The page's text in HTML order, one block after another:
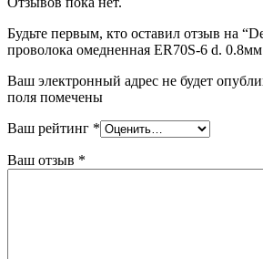
Будьте первым, кто оставил отзыв на
проволока омедненная ER70S-6 d. 0.8мм
Ваш электронный адрес не будет
поля помечены
Ваш рейтинг *
Ваш отзыв *